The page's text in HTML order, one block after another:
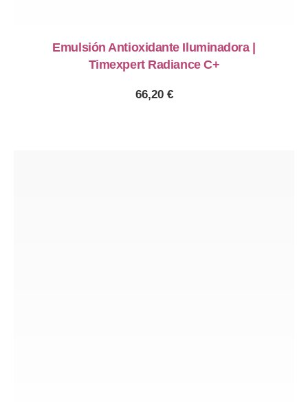
Emulsión Antioxidante Iluminadora |
Timexpert Radiance C+
66,20 €